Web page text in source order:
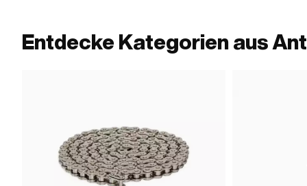
Entdecke Kategorien aus